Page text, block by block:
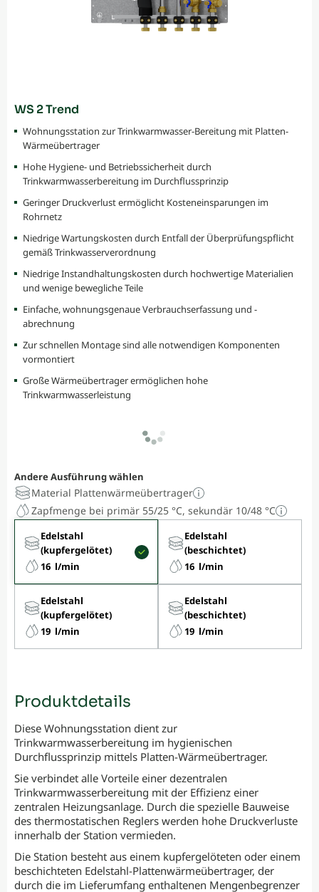
WS 2 Trend
Wohnungsstation zur Trinkwarmwasser-Bereitung mit Platten-
Wärmeübertrager
Hohe Hygiene- und Betriebssicherheit durch
Trinkwarmwasserbereitung im Durchflussprinzip
Geringer Druckverlust ermöglicht Kosteneinsparungen im
Rohrnetz
Niedrige Wartungskosten durch Entfall der Überprüfungspflicht
gemäß Trinkwasserverordnung
Niedrige Instandhaltungskosten durch hochwertige Materialien
und wenige bewegliche Teile
Einfache, wohnungsgenaue Verbrauchserfassung und -
abrechnung
Zur schnellen Montage sind alle notwendigen Komponenten
vormontiert
Große Wärmeübertrager ermöglichen hohe
Trinkwarmwasserleistung
Andere Ausführung wählen
Material Plattenwärmeübertrager
Zapfmenge bei primär 55/25 °C, sekundär 10/48 °C
Edelstahl
(kupfergelötet)
16 l/min
Edelstahl
(beschichtet)
16 l/min
Edelstahl
(kupfergelötet)
19 l/min
Edelstahl
(beschichtet)
19 l/min
Produktdetails
Diese Wohnungsstation dient zur
Trinkwarmwasserbereitung im hygienischen
Durchflussprinzip mittels Platten-Wärmeübertrager.
Sie verbindet alle Vorteile einer dezentralen
Trinkwarmwasserbereitung mit der Effizienz einer
zentralen Heizungsanlage. Durch die spezielle Bauweise
des thermostatischen Reglers werden hohe Druckverluste
innerhalb der Station vermieden.
Die Station besteht aus einem kupfergelöteten oder einem
beschichteten Edelstahl-Plattenwärmeübertrager, der
durch die im Lieferumfang enthaltenen Mengenbegrenzer